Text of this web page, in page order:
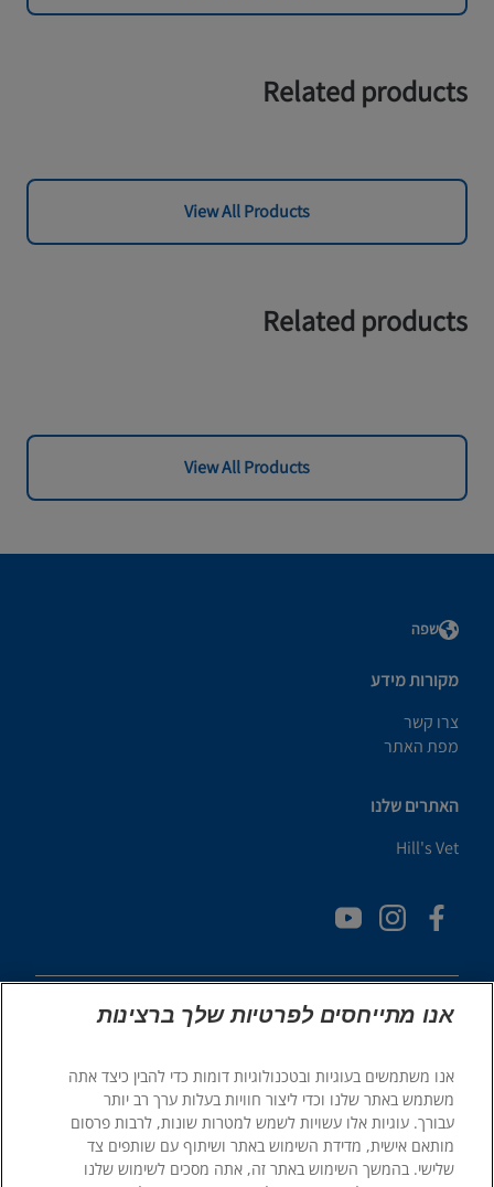
Related products
View All Products
Related products
View All Products
שפה
מקורות מידע
צרו קשר
מפת האתר
האתרים שלנו
Hill's Vet
© 2025 Hill's Pet Nutrition, Inc.
כֹּל הַזְכוּיוֹת שְׁמוּרוֹת.
כפי שמשתמשים בו כאן, מציין סטטוס של סימן מסחרי רשום בארה"ב
בלבד; סטטוס הרישום באזורים גיאוגרפיים אחרים עשוי להיות שונה.
השימוש שלך באתר זה כפוף לתנאים שלנו.
אנו מתייחסים לפרטיות שלך ברצינות
אנו משתמשים בעוגיות ובטכנולוגיות דומות כדי להבין כיצד אתה
משתמש באתר שלנו וכדי ליצור חוויות בעלות ערך רב יותר
עבורך. עוגיות אלו עשויות לשמש למטרות שונות, לרבות פרסום
מותאם אישית, מדידת השימוש באתר ושיתוף עם שותפים צד
שלישי. בהמשך השימוש באתר זה, אתה מסכים לשימוש שלנו